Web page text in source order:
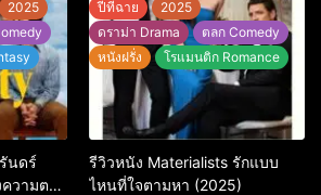
2025
นดร์
วามตาย
ปีที่ฉาย
2025
ดราม่า Drama
ตลก Comedy
หนังฝรั่ง
โรแมนติก Romance
รีวิวหนัง Materialists รักแบบ
ไหนที่ใจตามหา (2025)